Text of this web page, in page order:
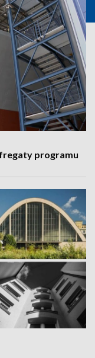
programu